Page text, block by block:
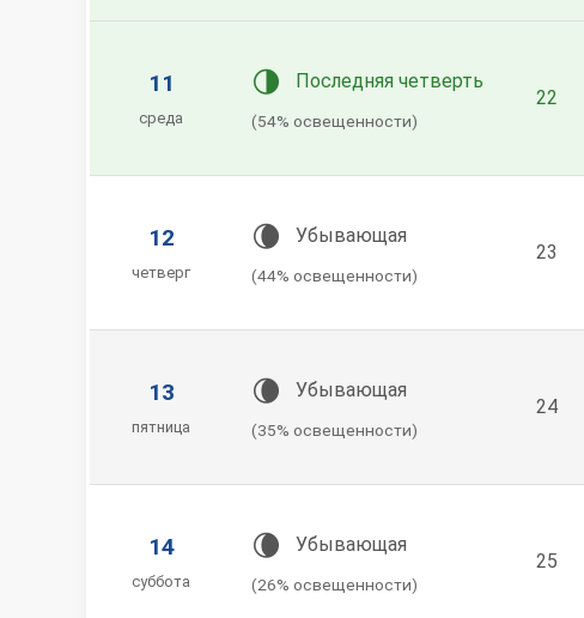
11
среда
🌗 Последняя четверть
(54% освещенности)
22
12
четверг
🌘 Убывающая
(44% освещенности)
23
13
пятница
🌘 Убывающая
(35% освещенности)
24
14
суббота
🌘 Убывающая
(26% освещенности)
25